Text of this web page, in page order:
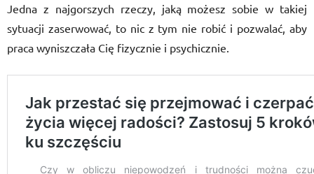
Jedna z najgorszych rzeczy, jaką możesz sobie w takiej
sytuacji zaserwować, to nic z tym nie robić i pozwalać, aby
praca wyniszczała Cię fizycznie i psychicznie.